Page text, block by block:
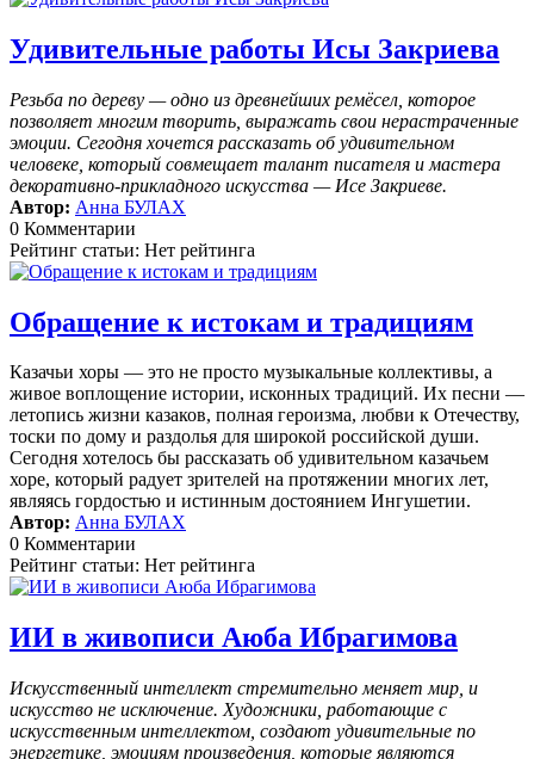
Удивительные работы Исы Закриева
Резьба по дереву — одно из древнейших ремёсел, которое
позволяет многим творить, выражать свои нерастраченные
эмоции. Сегодня хочется рассказать об удивительном
человеке, который совмещает талант писателя и мастера
декоративно-прикладного искусства — Исе Закриеве.
Автор: Анна БУЛАХ
0 Комментарии
Рейтинг статьи: Нет рейтинга
Обращение к истокам и традициям
Казачьи хоры — это не просто музыкальные коллективы, а
живое воплощение истории, исконных традиций. Их песни —
летопись жизни казаков, полная героизма, любви к Отечеству,
тоски по дому и раздолья для широкой российской души.
Сегодня хотелось бы рассказать об удивительном казачьем
хоре, который радует зрителей на протяжении многих лет,
являясь гордостью и истинным достоянием Ингушетии.
Автор: Анна БУЛАХ
0 Комментарии
Рейтинг статьи: Нет рейтинга
ИИ в живописи Аюба Ибрагимова
Искусственный интеллект стремительно меняет мир, и
искусство не исключение. Художники, работающие с
искусственным интеллектом, создают удивительные по
энергетике, эмоциям произведения, которые являются